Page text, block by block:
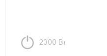
2300 Вт